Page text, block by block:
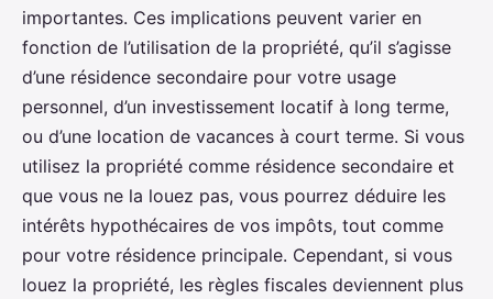
importantes. Ces implications peuvent varier en
fonction de l’utilisation de la propriété, qu’il s’agisse
d’une résidence secondaire pour votre usage
personnel, d’un investissement locatif à long terme,
ou d’une location de vacances à court terme. Si vous
utilisez la propriété comme résidence secondaire et
que vous ne la louez pas, vous pourrez déduire les
intérêts hypothécaires de vos impôts, tout comme
pour votre résidence principale. Cependant, si vous
louez la propriété, les règles fiscales deviennent plus